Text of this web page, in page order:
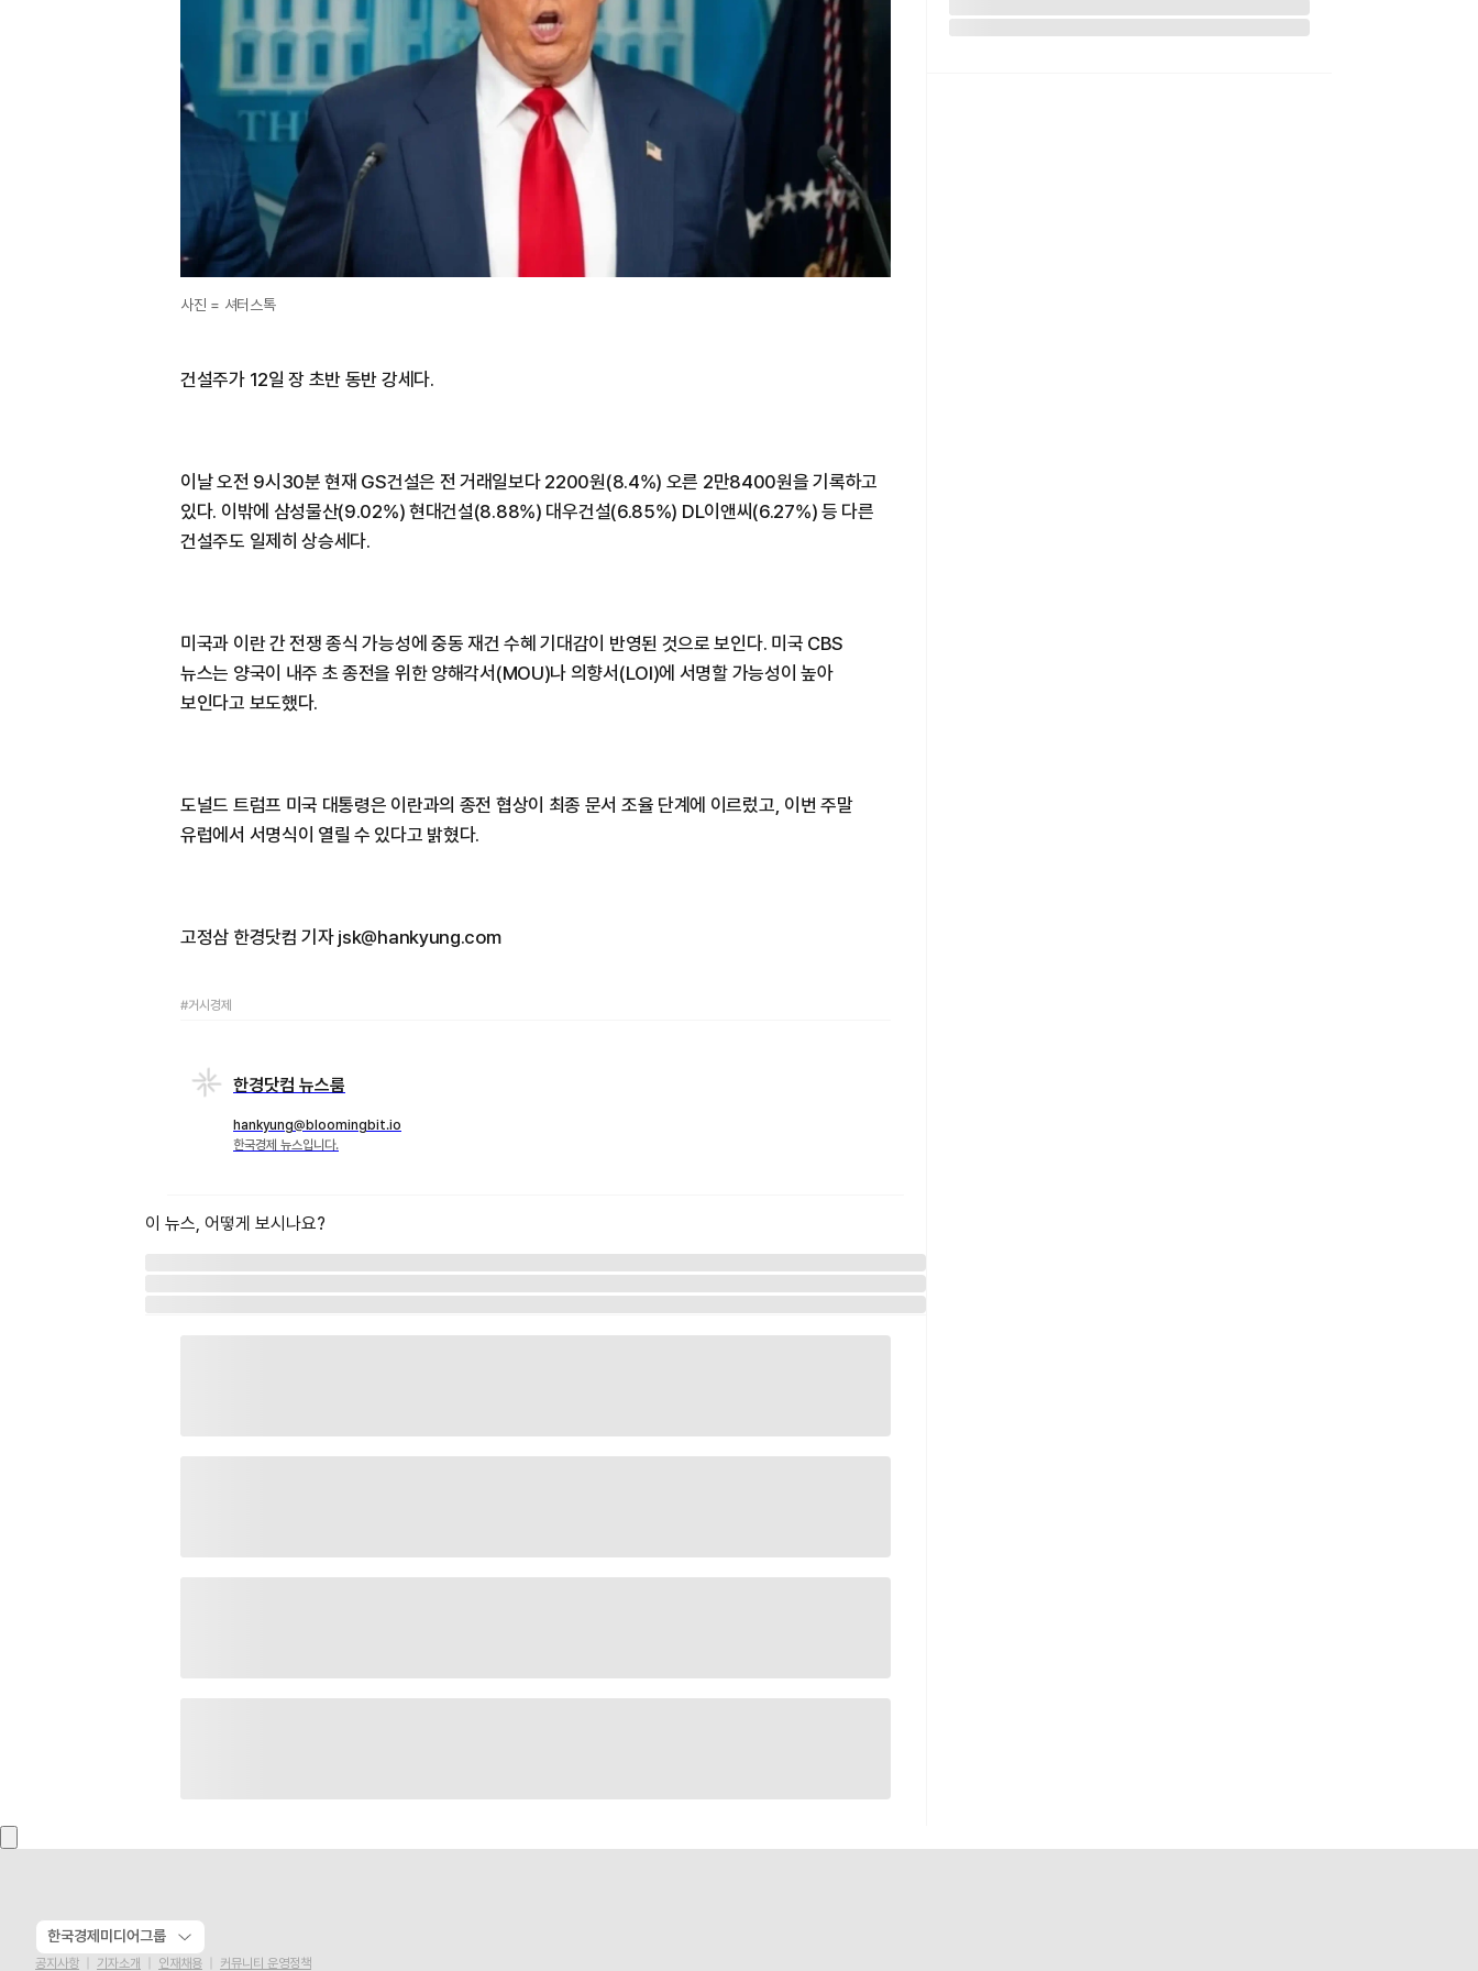
사진 = 셔터스톡
건설주가 12일 장 초반 동반 강세다.
이날 오전 9시30분 현재 GS건설은 전 거래일보다 2200원(8.4%) 오른 2만8400원을 기록하고
있다. 이밖에 삼성물산(9.02%) 현대건설(8.88%) 대우건설(6.85%) DL이앤씨(6.27%) 등 다른
건설주도 일제히 상승세다.
미국과 이란 간 전쟁 종식 가능성에 중동 재건 수혜 기대감이 반영된 것으로 보인다. 미국 CBS
뉴스는 양국이 내주 초 종전을 위한 양해각서(MOU)나 의향서(LOI)에 서명할 가능성이 높아
보인다고 보도했다.
도널드 트럼프 미국 대통령은 이란과의 종전 협상이 최종 문서 조율 단계에 이르렀고, 이번 주말
유럽에서 서명식이 열릴 수 있다고 밝혔다.
고정삼 한경닷컴 기자 jsk@hankyung.com
#거시경제
한경닷컴 뉴스룸
hankyung@bloomingbit.io
한국경제 뉴스입니다.
이 뉴스, 어떻게 보시나요?
한국경제미디어그룹
공지사항 기자소개 인재채용 커뮤니티 운영정책